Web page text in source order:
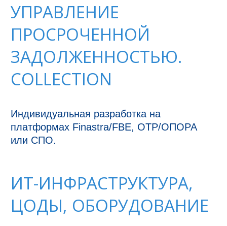
УПРАВЛЕНИЕ
ПРОСРОЧЕННОЙ
ЗАДОЛЖЕННОСТЬЮ.
COLLECTION
Индивидуальная разработка на
платформах Finastra/FBE, ОТР/ОПОРА
или СПО.
ИТ-ИНФРАСТРУКТУРА,
ЦОДЫ, ОБОРУДОВАНИЕ